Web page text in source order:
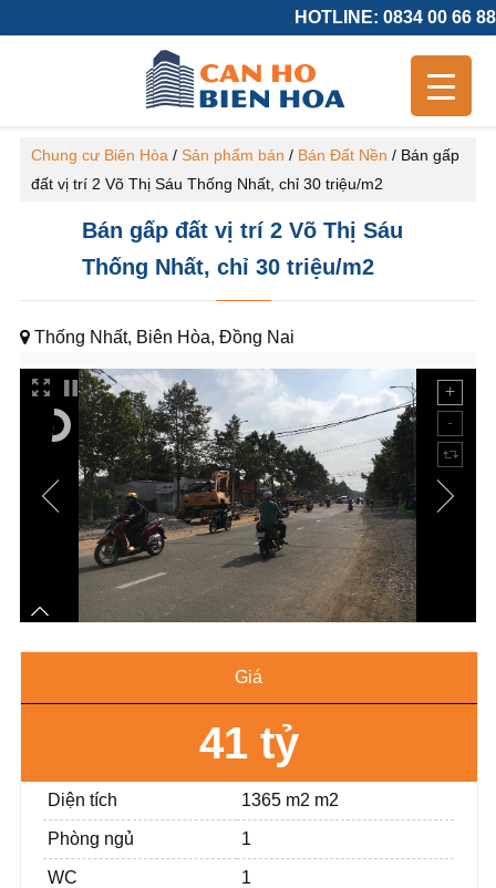
HOTLINE: 0834 00 66 88
Chung cư Biên Hòa / Sản phẩm bán / Bán Đất Nền / Bán gấp
đất vị trí 2 Võ Thị Sáu Thống Nhất, chỉ 30 triệu/m2
Bán gấp đất vị trí 2 Võ Thị Sáu
Thống Nhất, chỉ 30 triệu/m2
Thống Nhất, Biên Hòa, Đồng Nai
Giá
41 tỷ
Diện tích 1365 m2 m2
Phòng ngủ 1
WC 1